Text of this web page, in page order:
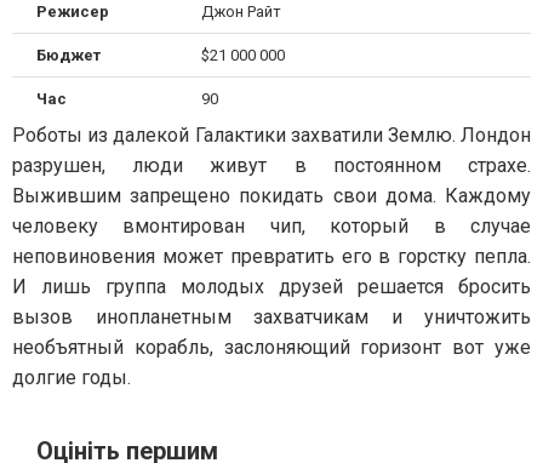
Режисер Джон Райт
Бюджет $21 000 000
Час 90
Роботы из далекой Галактики захватили Землю. Лондон
разрушен, люди живут в постоянном страхе.
Выжившим запрещено покидать свои дома. Каждому
человеку вмонтирован чип, который в случае
неповиновения может превратить его в горстку пепла.
И лишь группа молодых друзей решается бросить
вызов инопланетным захватчикам и уничтожить
необъятный корабль, заслоняющий горизонт вот уже
долгие годы.
Оцініть першим